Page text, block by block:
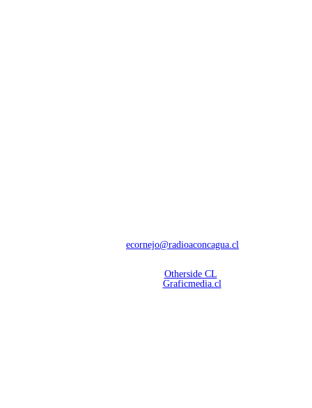
ecornejo@radioaconcagua.cl
Otherside CL
Graficmedia.cl